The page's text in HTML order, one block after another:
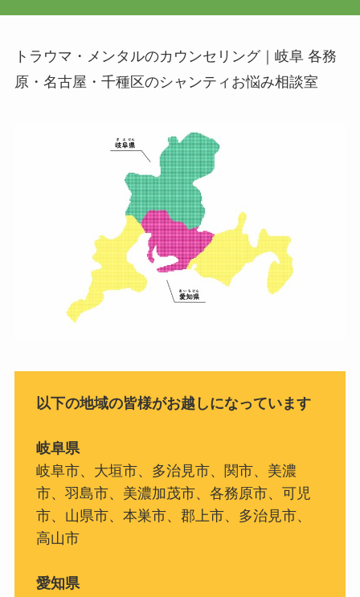
トラウマ・メンタルのカウンセリング｜岐阜 各務
原・名古屋・千種区のシャンティお悩み相談室
以下の地域の皆様がお越しになっています
岐阜県
岐阜市、大垣市、多治見市、関市、美濃
市、羽島市、美濃加茂市、各務原市、可児
市、山県市、本巣市、郡上市、多治見市、
高山市
愛知県